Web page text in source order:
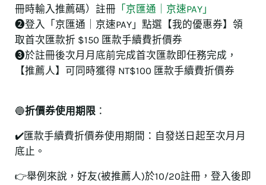
冊時輸入推薦碼）註冊 「京匯通｜京速PAY」
➋登入「京匯通｜京速PAY」點選【我的優惠券】領
取首次匯款折 $150 匯款手續費折價券
❸於註冊後次月月底前完成首次匯款即任務完成，
【推薦人】可同時獲得 NT$100 匯款手續費折價券
🔵折價券使用期限：
✔️匯款手續費折價券使用期間：自發送日起至次月月
底止。
👉舉例來說，好友(被推薦人)於10/20註冊，登入後即